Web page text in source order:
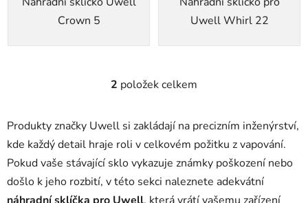
Crown 5
Uwell Whirl 22
O
l
á
d
a
c
í
2 položek celkem
Produkty značky Uwell si zakládají na precizním inženýrství,
kde každý detail hraje roli v celkovém požitku z vapování.
Pokud vaše stávající sklo vykazuje známky poškození nebo
došlo k jeho rozbití, v této sekci naleznete adekvátní